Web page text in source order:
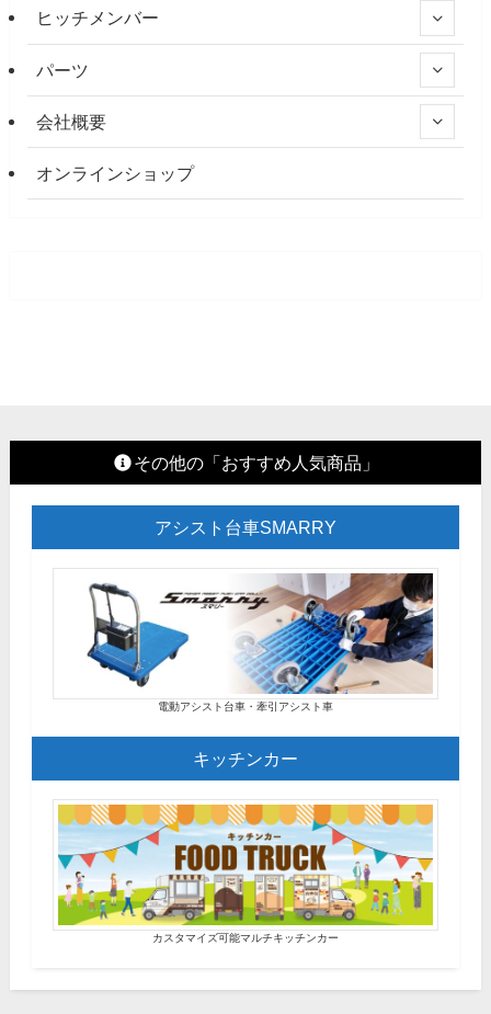
ヒッチメンバー
パーツ
会社概要
オンラインショップ
その他の「おすすめ人気商品」
アシスト台車SMARRY
電動アシスト台車・牽引アシスト車
キッチンカー
カスタマイズ可能マルチキッチンカー